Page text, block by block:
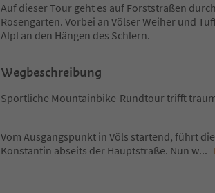
Auf dieser Tour geht es auf Forststraßen
Rosengarten. Vorbei an Völser Weiher und
Alpl an den Hängen des Schlern.
Wegbeschreibung
Sportliche Mountainbike-Rundtour trifft
Vom Ausgangspunkt in Völs startend, führt
Konstantin abseits der Hauptstraße. Nun w...